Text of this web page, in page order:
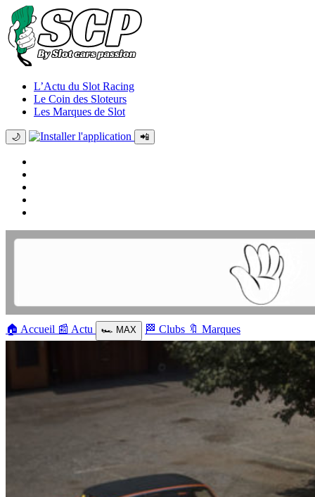
L’Actu du Slot Racing
Le Coin des Sloteurs
Les Marques de Slot
🌙 📲
🏠 Accueil 📰 Actu 🏎️ MAX 🏁 Clubs 🔖 Marques